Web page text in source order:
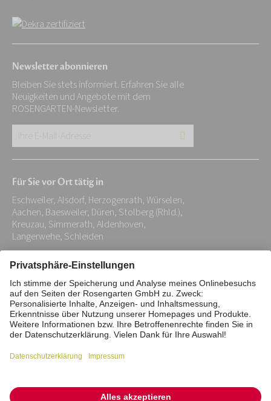
Newsletter abonnieren
Bleiben Sie stets informiert. Erfahren Sie alle
Neuigkeiten und Angebote mit dem
ROSENGARTEN-Newsletter.
E-
Adresse:
*
Für Sie vor Ort tätig in
Eschweiler, Alsdorf, Herzogenrath, Würselen,
Aachen, Baesweiler, Düren, Stolberg (Rhld.),
Kreuzau, Simmerath, Aldenhoven,
Langerwehe, Schleiden
Impressum Datenschutz
Stiftung
Interne Meldestelle
Zahlungsmittel
Barrierefreiheitserklärung
Vertrag widerrufen